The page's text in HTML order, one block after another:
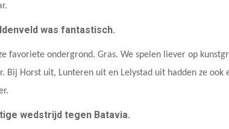
was fantastisch.
favoriete ondergrond. Gras. We spelen liever op
Bij Horst uit, Lunteren uit en Lelystad uit hadden ze ook
wedstrijd tegen Batavia.